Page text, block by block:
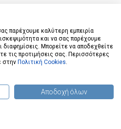
All Rights Reserved.
παρέχουμε καλύτερη εμπειρία
και να σας παρέχουμε
διαφημίσεις. Μπορείτε να αποδεχθείτε
τις προτιμήσεις σας. Περισσότερες
στην Πολιτική Cookies.
Αποδοχή όλων
(0) προϊόντα